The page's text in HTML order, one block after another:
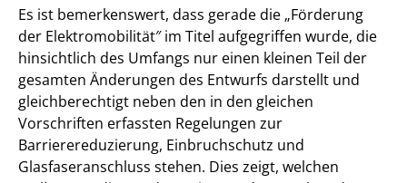
Es ist bemerkenswert, dass gerade die „Förderung
der Elektromobilität″ im Titel aufgegriffen wurde, die
hinsichtlich des Umfangs nur einen kleinen Teil der
gesamten Änderungen des Entwurfs darstellt und
gleichberechtigt neben den in den gleichen
Vorschriften erfassten Regelungen zur
Barrierereduzierung, Einbruchschutz und
Glasfaseranschluss stehen. Dies zeigt, welchen